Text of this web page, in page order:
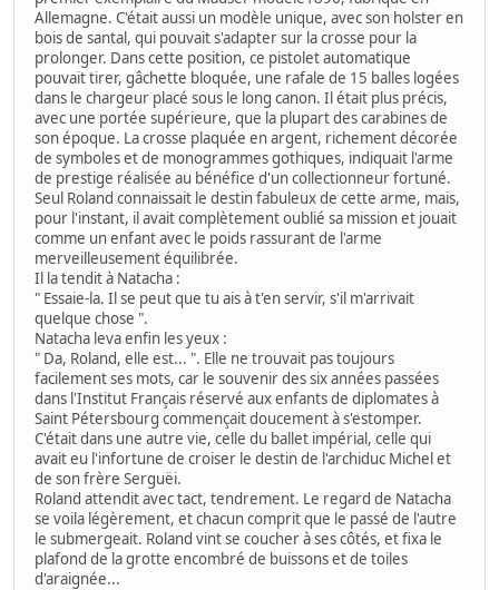
Allemagne. C'était aussi un modèle unique, avec son holster en
bois de santal, qui pouvait s'adapter sur la crosse pour la
prolonger. Dans cette position, ce pistolet automatique
pouvait tirer, gâchette bloquée, une rafale de 15 balles logées
dans le chargeur placé sous le long canon. Il était plus précis,
avec une portée supérieure, que la plupart des carabines de
son époque. La crosse plaquée en argent, richement décorée
de symboles et de monogrammes gothiques, indiquait l'arme
de prestige réalisée au bénéfice d'un collectionneur fortuné.
Seul Roland connaissait le destin fabuleux de cette arme, mais,
pour l'instant, il avait complètement oublié sa mission et jouait
comme un enfant avec le poids rassurant de l'arme
merveilleusement équilibrée.
Il la tendit à Natacha :
" Essaie-la. Il se peut que tu ais à t'en servir, s'il m'arrivait
quelque chose ".
Natacha leva enfin les yeux :
" Da, Roland, elle est... ". Elle ne trouvait pas toujours
facilement ses mots, car le souvenir des six années passées
dans l'Institut Français réservé aux enfants de diplomates à
Saint Pétersbourg commençait doucement à s'estomper.
C'était dans une autre vie, celle du ballet impérial, celle qui
avait eu l'infortune de croiser le destin de l'archiduc Michel et
de son frère Serguëi.
Roland attendit avec tact, tendrement. Le regard de Natacha
se voila légèrement, et chacun comprit que le passé de l'autre
le submergeait. Roland vint se coucher à ses côtés, et fixa le
plafond de la grotte encombré de buissons et de toiles
d'araignée...